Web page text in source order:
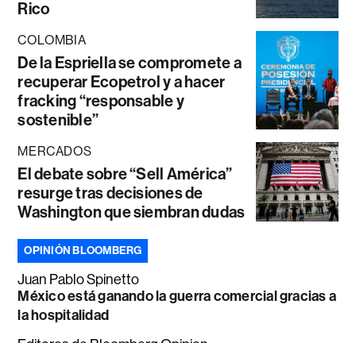
Rico
COLOMBIA
De la Espriella se compromete a
recuperar Ecopetrol y a hacer
fracking “responsable y
sostenible”
MERCADOS
El debate sobre “Sell América”
resurge tras decisiones de
Washington que siembran dudas
OPINIÓN BLOOMBERG
Juan Pablo Spinetto
México está ganando la guerra comercial gracias a
la hospitalidad